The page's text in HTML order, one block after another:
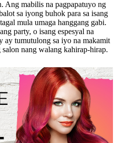
Ang mabilis na pagpapatuyo ng
sa iyong buhok para sa isang
mula umaga hanggang gabi.
party, o isang espesyal na
ay tumutulong sa iyo na makamit
nang walang kahirap-hirap.